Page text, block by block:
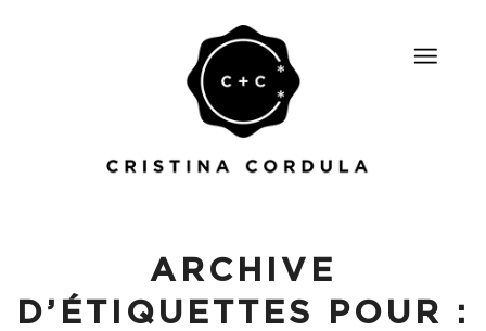
ARCHIVE
D’ÉTIQUETTES POUR :